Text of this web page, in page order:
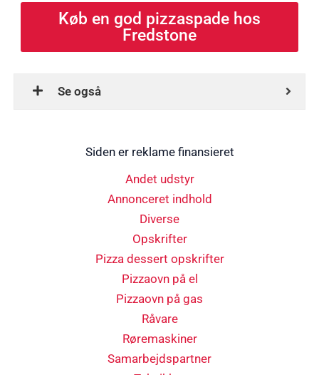
Køb en god pizzaspade hos
Fredstone
Se også
Siden er reklame finansieret
Andet udstyr
Annonceret indhold
Diverse
Opskrifter
Pizza dessert opskrifter
Pizzaovn på el
Pizzaovn på gas
Råvare
Røremaskiner
Samarbejdspartner